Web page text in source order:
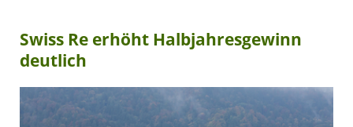
Swiss Re erhöht Halbjahresgewinn
deutlich